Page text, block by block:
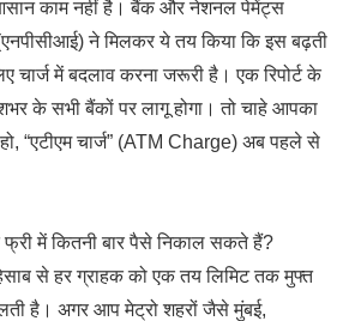
काम नहीं है। बैंक और नेशनल पेमेंट्स
ने मिलकर ये तय किया कि इस बढ़ती
चार्ज में बदलाव करना जरूरी है। एक रिपोर्ट के
के सभी बैंकों पर लागू होगा। तो चाहे आपका
“एटीएम चार्ज” (ATM Charge) अब पहले से
में कितनी बार पैसे निकाल सकते हैं?
से हर ग्राहक को एक तय लिमिट तक मुफ्त
है। अगर आप मेट्रो शहरों जैसे मुंबई,